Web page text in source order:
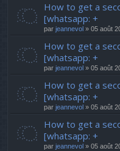
How to get a
[whatsapp: +
par jeannevol » 05 août
How to get a
[whatsapp: +
par jeannevol » 05 août
How to get a
[whatsapp: +
par jeannevol » 05 août
How to get a
[whatsapp: +
par jeannevol » 05 août